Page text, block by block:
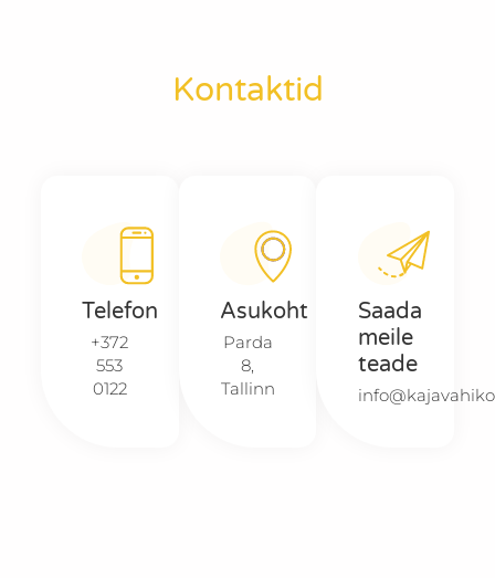
Kontaktid
Telefon
+372
553
0122
Asukoht
Parda
8,
Tallinn
Saada
meile
teade